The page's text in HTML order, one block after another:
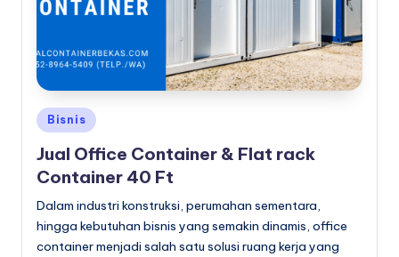
Posted
in
Bisnis
Jual Office Container & Flat rack
Container 40 Ft
Dalam industri konstruksi, perumahan sementara,
hingga kebutuhan bisnis yang semakin dinamis, office
container menjadi salah satu solusi ruang kerja yang